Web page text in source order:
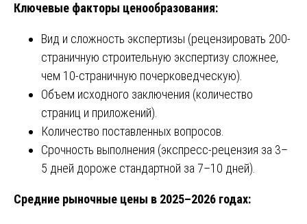
Ключевые факторы ценообразования:
Вид и сложность экспертизы (рецензировать 200-
страничную строительную экспертизу сложнее,
чем 10-страничную почерковедческую).
Объем исходного заключения (количество
страниц и приложений).
Количество поставленных вопросов.
Срочность выполнения (экспресс-рецензия за 3–
5 дней дороже стандартной за 7–10 дней).
Средние рыночные цены в 2025–2026 годах: